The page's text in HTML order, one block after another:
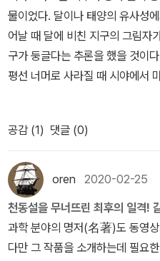
외부에서 어떤 힘이 작용하기 때
따라서 아리스토텔레스 물리학에
것이 핵심 문제였다. 높은 곳에서
지는데 그 이유는 우주의 중심,
한 속력으로 움직이는 운동과 자
동을 구하려면 물체의 이동 거리
다. 하지만 당시에는 정밀하게 측
러니 속력이 변화하는 가속 운동
레오는 경사면에서의 실험을 통
다. 알고 보니 거리는 시간의 제곱에 비례했다.
물이었다. 달이나 태양의 유사성
어날 때 달에 비친 지구의 그림자
구가 둥글다는 추론을 했을 것이
평선 너머로 사라질 때 시야에서
의 두짧은 변의 길이의 제곱을 합
는 저 유명한 피타고라스의 법칙
발견하였다. 피타고라스는 이 법
를 단순히 열거한 것이 아니라 이
방식을 개발했다는 사실에 우리
과학 연구에서 필수적인 수학적
된 것이다. 그리고 '코스모스'라는
고라스였다. 그는 우주를 '아름다
공감 (1) 댓글 (0)
oren 2020-02-25
천동설을 무너뜨린 최후의 일격!
과학 분야의 명저(名著)도 동영
다만 그 작품을 소개하는데 필요